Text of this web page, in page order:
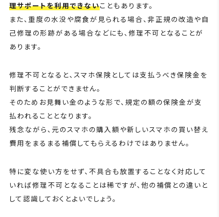
理サポートを利用できないこともあります。
また、重度の水没や腐食が見られる場合、非正規の改造や自
己修理の形跡がある場合などにも、修理不可となることが
あります。
修理不可となると、スマホ保険としては支払うべき保険金を
判断することができません。
そのためお見舞い金のような形で、規定の額の保険金が支
払われることとなります。
残念ながら、元のスマホの購入額や新しいスマホの買い替え
費用をまるまる補償してもらえるわけではありません。
特に変な使い方をせず、不具合も放置することなく対応して
いれば修理不可となることは稀ですが、他の補償との違いと
して認識しておくとよいでしょう。